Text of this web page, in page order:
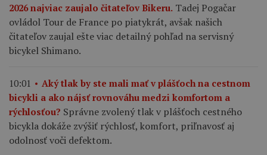
2026 najviac zaujalo čitateľov Bikeru. Tadej Pogačar
ovládol Tour de France po piatykrát, avšak našich
čitateľov zaujal ešte viac detailný pohľad na servisný
bicykel Shimano.
10:01
Aký tlak by ste mali mať v plášťoch na cestnom
bicykli a ako nájsť rovnováhu medzi komfortom a
rýchlosťou? Správne zvolený tlak v plášťoch cestného
bicykla dokáže zvýšiť rýchlosť, komfort, priľnavosť aj
odolnosť voči defektom.